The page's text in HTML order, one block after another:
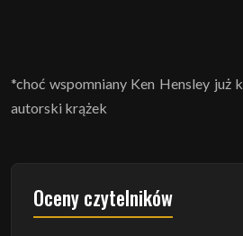
*choć wspomniany Ken Hensley już
autorski krążek
Oceny czytelników